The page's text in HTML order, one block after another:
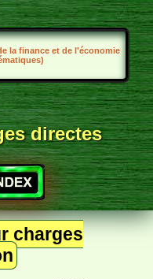
la finance et de l'économie
directes
charges